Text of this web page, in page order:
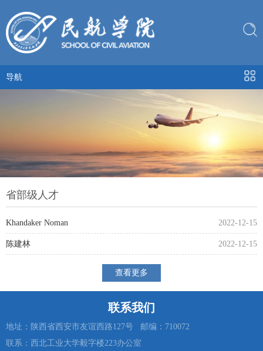
导航
省部级人才
2022-12-15
Khandaker Noman
2022-12-15
陈建林
查看更多
联系我们
地址：陕西省西安市友谊西路127号 邮编：710072
联系：西北工业大学毅字楼223办公室